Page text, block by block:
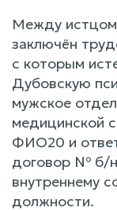
Между
заключён
с которым
Дубовскую
мужское
медицинской
ФИО20 и
договор № б/
внутреннему
должности.